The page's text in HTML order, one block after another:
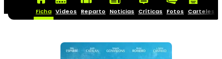
Ficha Vídeos Reparto Noticias Críticas Fotos Carteles